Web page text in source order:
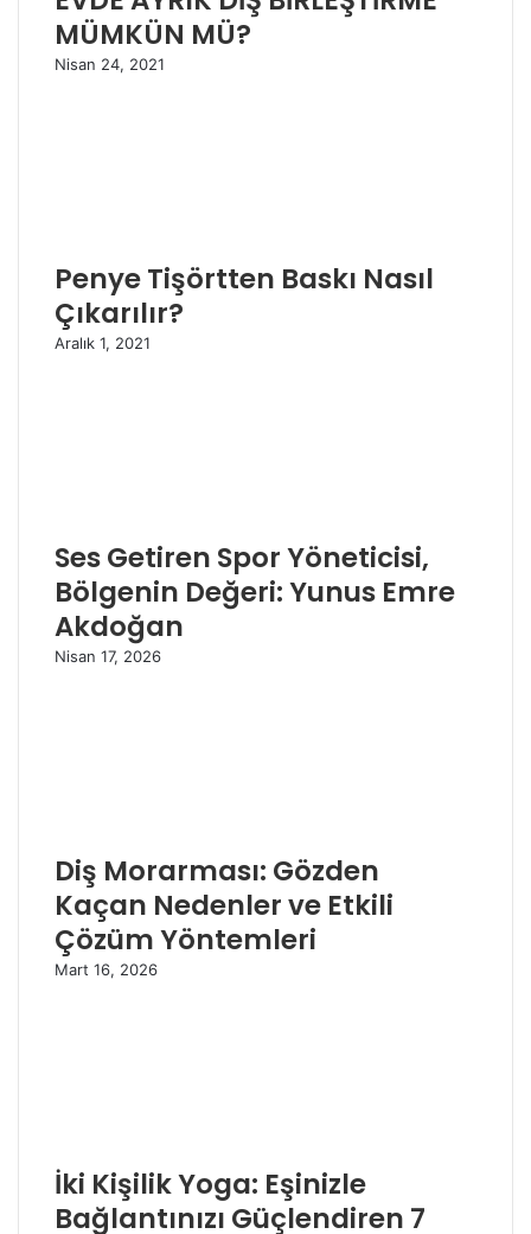
MÜMKÜN MÜ?
Nisan 24, 2021
Penye Tişörtten Baskı Nasıl
Çıkarılır?
Aralık 1, 2021
Ses Getiren Spor Yöneticisi,
Bölgenin Değeri: Yunus Emre
Akdoğan
Nisan 17, 2026
Diş Morarması: Gözden
Kaçan Nedenler ve Etkili
Çözüm Yöntemleri
Mart 16, 2026
İki Kişilik Yoga: Eşinizle
Bağlantınızı Güçlendiren 7